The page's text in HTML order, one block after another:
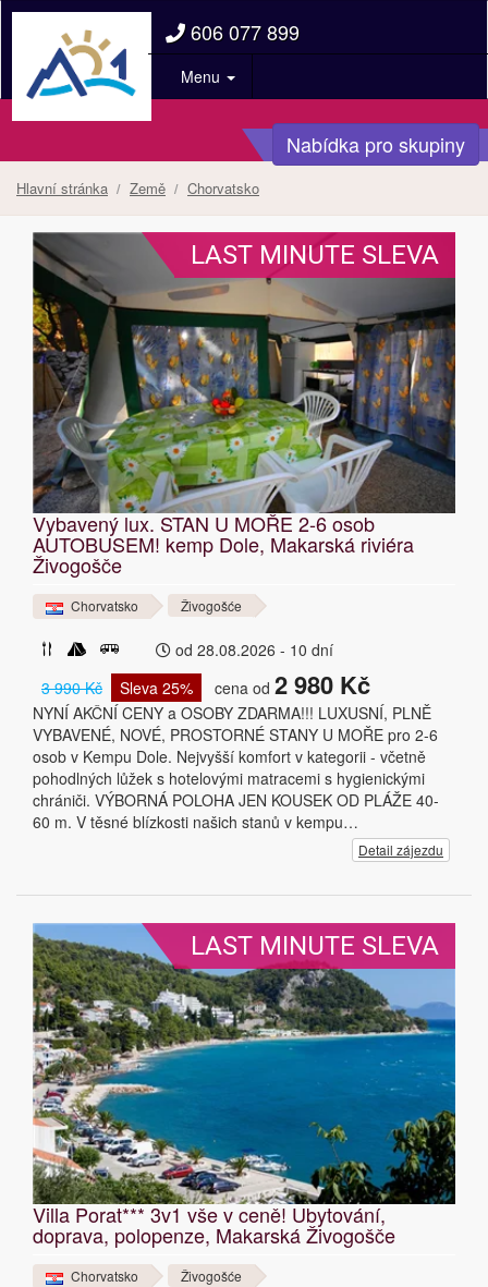
606 077 899
Menu
Nabídka pro skupiny
Hlavní stránka Země Chorvatsko
LAST MINUTE SLEVA
Vybavený lux. STAN U MOŘE 2-6 osob
AUTOBUSEM! kemp Dole, Makarská riviéra
Živogošče
Chorvatsko Živogošće
od 28.08.2026 - 10 dní
3 990 Kč
Sleva 25% cena od 2 980 Kč
NYNÍ AKČNÍ CENY a OSOBY ZDARMA!!! LUXUSNÍ, PLNĚ
VYBAVENÉ, NOVÉ, PROSTORNÉ STANY U MOŘE pro 2-6
osob v Kempu Dole. Nejvyšší komfort v kategorii - včetně
pohodlných lůžek s hotelovými matracemi s hygienickými
chrániči. VÝBORNÁ POLOHA JEN KOUSEK OD PLÁŽE 40-
60 m. V těsné blízkosti našich stanů v kempu…
Detail zájezdu
LAST MINUTE SLEVA
Villa Porat*** 3v1 vše v ceně! Ubytování,
doprava, polopenze, Makarská Živogošče
Chorvatsko Živogošće